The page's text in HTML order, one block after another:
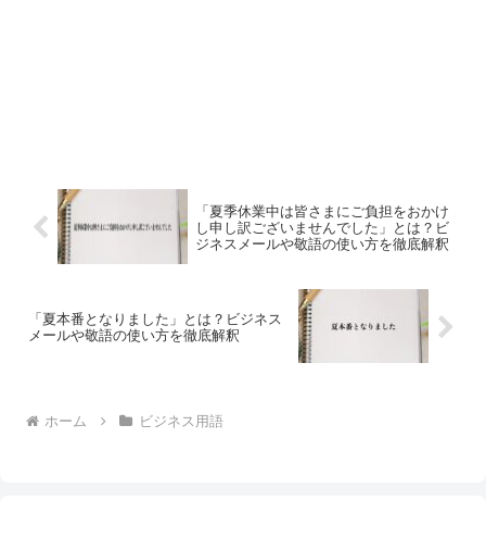
「夏季休業中は皆さまにご負担をおかけ
し申し訳ございませんでした」とは？ビ
ジネスメールや敬語の使い方を徹底解釈
「夏本番となりました」とは？ビジネス
メールや敬語の使い方を徹底解釈
ホーム ビジネス用語